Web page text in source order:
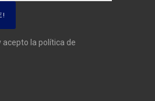
acepto la política de